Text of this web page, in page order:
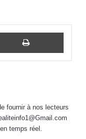
Imprimer
fournir à nos lecteurs
temps réel.